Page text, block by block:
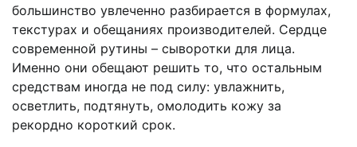
большинство увлеченно разбирается в формулах,
текстурах и обещаниях производителей. Сердце
современной рутины – сыворотки для лица.
Именно они обещают решить то, что остальным
средствам иногда не под силу: увлажнить,
осветлить, подтянуть, омолодить кожу за
рекордно короткий срок.